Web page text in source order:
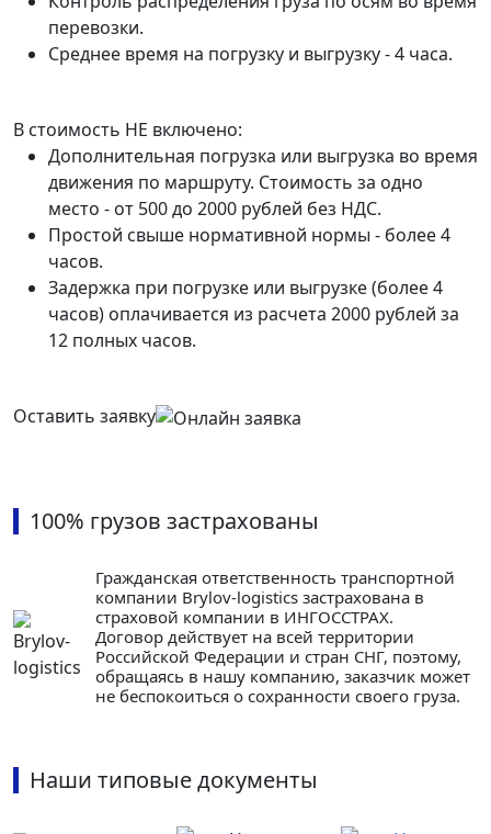
перевозки.
Среднее время на погрузку и выгрузку - 4 часа.
В стоимость НЕ включено:
Дополнительная погрузка или выгрузка во время
движения по маршруту. Стоимость за одно
место - от 500 до 2000 рублей без НДС.
Простой свыше нормативной нормы - более 4
часов.
Задержка при погрузке или выгрузке (более 4
часов) оплачивается из расчета 2000 рублей за
12 полных часов.
Оставить заявку
100% грузов застрахованы
Гражданская ответственность транспортной
компании Brylov-logistics застрахована в
страховой компании в ИНГОСCТРАХ.
Договор действует на всей территории
Российской Федерации и стран СНГ, поэтому,
обращаясь в нашу компанию, заказчик может
не беспокоиться о сохранности своего груза.
Наши типовые документы